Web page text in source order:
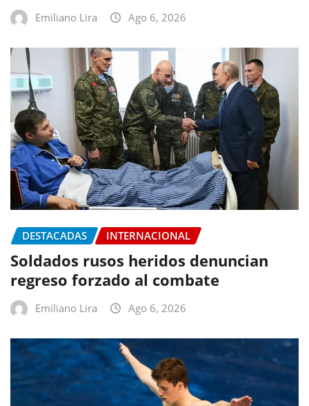
Emiliano Lira Ago 6, 2026
DESTACADAS INTERNACIONAL
Soldados rusos heridos denuncian
regreso forzado al combate
Emiliano Lira Ago 6, 2026